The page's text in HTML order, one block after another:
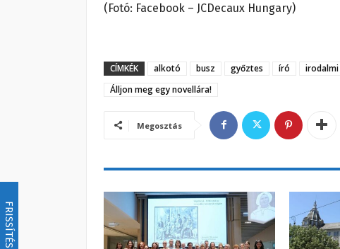
FRISSÍTÉS
(Fotó: Facebook – JCDecaux Hungary)
CÍMKÉK alkotó busz győztes író irodalmi
Álljon meg egy novellára!
Megosztás